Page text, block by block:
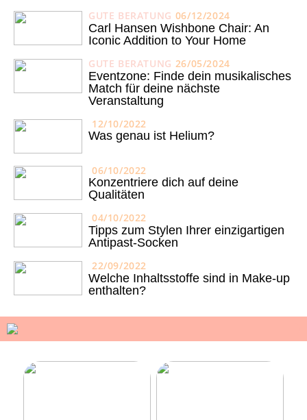
GUTE BERATUNG 06/12/2024
Carl Hansen Wishbone Chair: An
Iconic Addition to Your Home
GUTE BERATUNG 26/05/2024
Eventzone: Finde dein musikalisches
Match für deine nächste
Veranstaltung
12/10/2022
Was genau ist Helium?
06/10/2022
Konzentriere dich auf deine
Qualitäten
04/10/2022
Tipps zum Stylen Ihrer einzigartigen
Antipast-Socken
22/09/2022
Welche Inhaltsstoffe sind in Make-up
enthalten?